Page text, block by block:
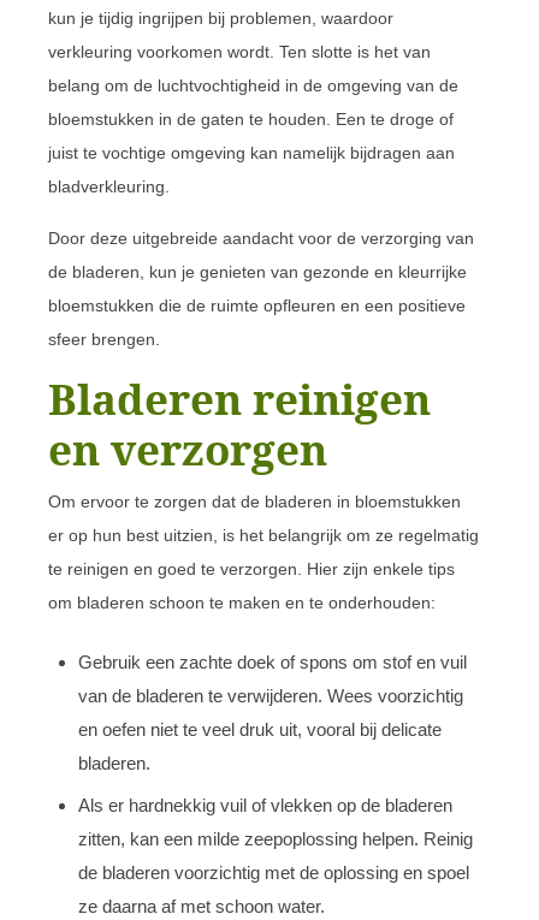
kun je tijdig ingrijpen bij problemen, waardoor
verkleuring voorkomen wordt. Ten slotte is het van
belang om de luchtvochtigheid in de omgeving van de
bloemstukken in de gaten te houden. Een te droge of
juist te vochtige omgeving kan namelijk bijdragen aan
bladverkleuring.
Door deze uitgebreide aandacht voor de verzorging van
de bladeren, kun je genieten van gezonde en kleurrijke
bloemstukken die de ruimte opfleuren en een positieve
sfeer brengen.
Bladeren reinigen
en verzorgen
Om ervoor te zorgen dat de bladeren in bloemstukken
er op hun best uitzien, is het belangrijk om ze regelmatig
te reinigen en goed te verzorgen. Hier zijn enkele tips
om bladeren schoon te maken en te onderhouden:
Gebruik een zachte doek of spons om stof en vuil
van de bladeren te verwijderen. Wees voorzichtig
en oefen niet te veel druk uit, vooral bij delicate
bladeren.
Als er hardnekkig vuil of vlekken op de bladeren
zitten, kan een milde zeepoplossing helpen. Reinig
de bladeren voorzichtig met de oplossing en spoel
ze daarna af met schoon water.